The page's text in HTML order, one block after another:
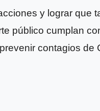
y lograr que
público cumplan
contagios de